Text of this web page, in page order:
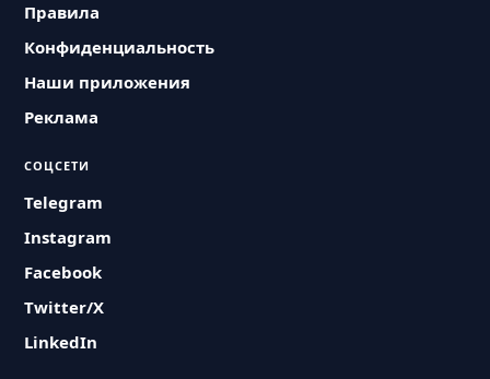
Правила
Конфиденциальность
Наши приложения
Реклама
СОЦСЕТИ
Telegram
Instagram
Facebook
Twitter/X
LinkedIn